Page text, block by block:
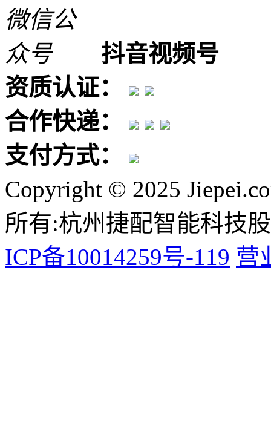
抖音视频号
资质认证：
合作快递：
支付方式：
Copyright © 2025
所有:杭州捷配智能科技
ICP备10014259号-119 营